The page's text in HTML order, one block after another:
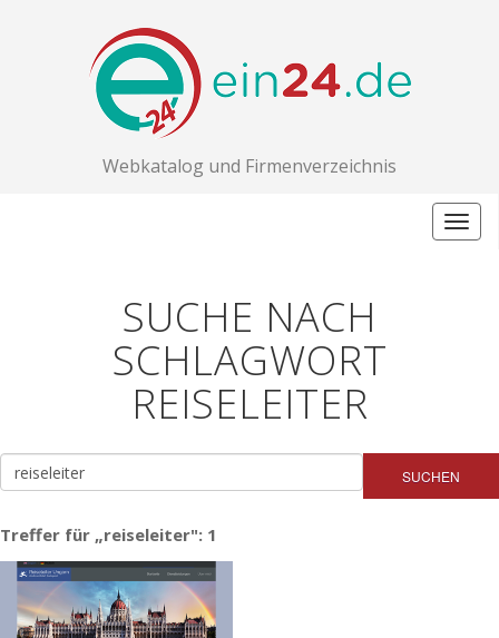
Webkatalog und Firmenverzeichnis
SUCHE NACH
SCHLAGWORT
REISELEITER
SUCHEN
Treffer für „reiseleiter": 1